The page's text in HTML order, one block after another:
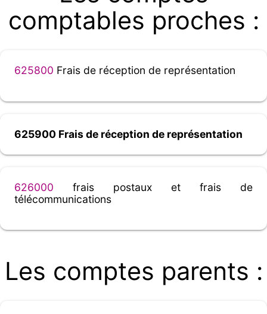
comptables proches :
625800 Frais de réception de représentation
625900 Frais de réception de représentation
626000 frais postaux et frais de
télécommunications
Les comptes parents :